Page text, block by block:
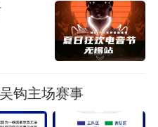
钩主场赛事